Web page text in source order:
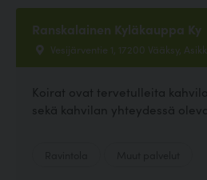
Ranskalainen Kyläkauppa Ky
Vesijärventie 1, 17200 Vääksy,
Koirat ovat tervetulleita
sekä kahvilan yhteydessä